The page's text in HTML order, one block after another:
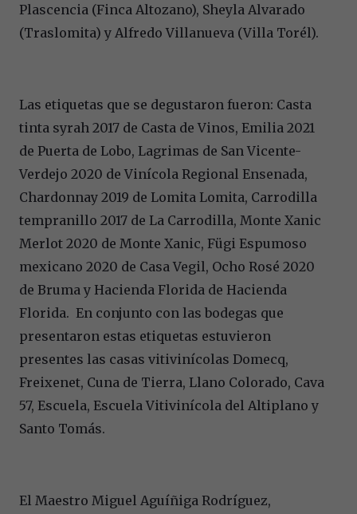
Plascencia (Finca Altozano), Sheyla Alvarado
(Traslomita) y Alfredo Villanueva (Villa Torél).
Las etiquetas que se degustaron fueron: Casta
tinta syrah 2017 de Casta de Vinos, Emilia 2021
de Puerta de Lobo, Lagrimas de San Vicente-
Verdejo 2020 de Vinícola Regional Ensenada,
Chardonnay 2019 de Lomita Lomita, Carrodilla
tempranillo 2017 de La Carrodilla, Monte Xanic
Merlot 2020 de Monte Xanic, Fügi Espumoso
mexicano 2020 de Casa Vegil, Ocho Rosé 2020
de Bruma y Hacienda Florida de Hacienda
Florida. En conjunto con las bodegas que
presentaron estas etiquetas estuvieron
presentes las casas vitivinícolas Domecq,
Freixenet, Cuna de Tierra, Llano Colorado, Cava
57, Escuela, Escuela Vitivinícola del Altiplano y
Santo Tomás.
El Maestro Miguel Aguíñiga Rodríguez,